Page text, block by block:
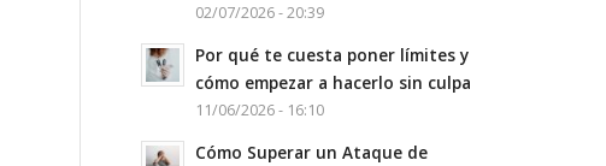
02/07/2026 - 20:39
Por qué te cuesta poner límites y
cómo empezar a hacerlo sin culpa
11/06/2026 - 16:10
Cómo Superar un Ataque de